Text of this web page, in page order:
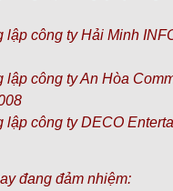
lập công ty Hải Minh
lập công ty An Hòa
lập công ty DECO
đang đảm nhiệm: